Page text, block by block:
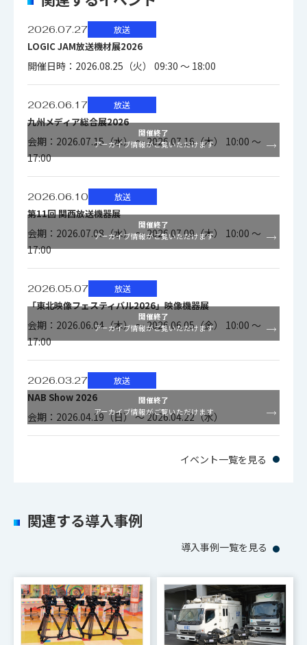
2026.07.27 放送
LOGIC JAM放送機材展2026
開催日時：2026.08.25（火） 09:30 ～ 18:00
2026.06.17 放送
九州メディア総合展2026
会期：2026.07.15（水） ～ 2026.07.16（木） 10:00 ～
17:00
開催終了
アーカイブ情報がご覧いただけます
2026.06.10 放送
第11回 関西放送機器展
会期：2026.07.08（水） ～ 2026.07.09（木） 10:00 ～
17:00
開催終了
アーカイブ情報がご覧いただけます
2026.05.07 放送
「東北映像フェスティバル2026」映像機器展
会期：2026.06.04（木） ～ 2026.06.05（金） 10:00 ～
17:00
開催終了
アーカイブ情報がご覧いただけます
2026.03.27 放送
NAB Show 2026
会期：2026.04.19（日） ～ 2026.04.22（水）
開催終了
アーカイブ情報がご覧いただけます
イベント一覧を見る
関連する導入事例
導入事例一覧を見る